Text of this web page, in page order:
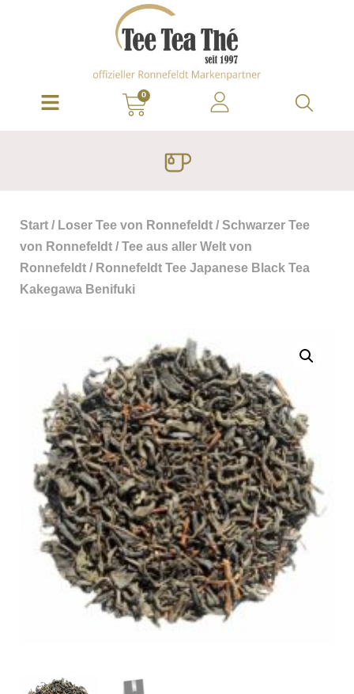
0
Start / Loser Tee von Ronnefeldt / Schwarzer Tee
von Ronnefeldt / Tee aus aller Welt von
Ronnefeldt / Ronnefeldt Tee Japanese Black Tea
Kakegawa Benifuki